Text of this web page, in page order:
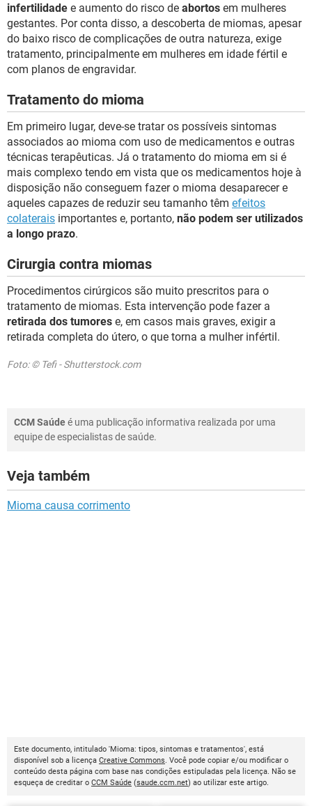
infertilidade e aumento do risco de abortos em mulheres
gestantes. Por conta disso, a descoberta de miomas, apesar
do baixo risco de complicações de outra natureza, exige
tratamento, principalmente em mulheres em idade fértil e
com planos de engravidar.
Tratamento do mioma
Em primeiro lugar, deve-se tratar os possíveis sintomas
associados ao mioma com uso de medicamentos e outras
técnicas terapêuticas. Já o tratamento do mioma em si é
mais complexo tendo em vista que os medicamentos hoje à
disposição não conseguem fazer o mioma desaparecer e
aqueles capazes de reduzir seu tamanho têm efeitos
colaterais importantes e, portanto, não podem ser utilizados
a longo prazo.
Cirurgia contra miomas
Procedimentos cirúrgicos são muito prescritos para o
tratamento de miomas. Esta intervenção pode fazer a
retirada dos tumores e, em casos mais graves, exigir a
retirada completa do útero, o que torna a mulher infértil.
Foto: © Tefi - Shutterstock.com
CCM Saúdeé uma publicação informativa realizada por uma
equipe de especialistas de saúde.
Veja também
Mioma causa corrimento
Este documento, intitulado 'Mioma: tipos, sintomas e tratamentos', está
disponível sob a licença Creative Commons. Você pode copiar e/ou modificar o
conteúdo desta página com base nas condições estipuladas pela licença. Não se
esqueça de creditar o CCM Saúde (saude.ccm.net) ao utilizar este artigo.